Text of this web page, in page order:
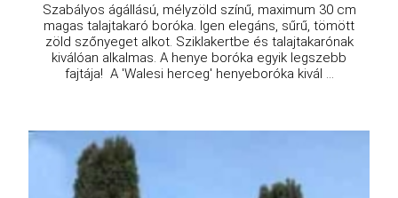
Szabályos ágállású, mélyzöld színű, maximum 30 cm
magas talajtakaró boróka. Igen elegáns, sűrű, tömött
zöld szőnyeget alkot. Sziklakertbe és talajtakarónak
kiválóan alkalmas. A henye boróka egyik legszebb
fajtája! A 'Walesi herceg' henyeboróka kivál ...